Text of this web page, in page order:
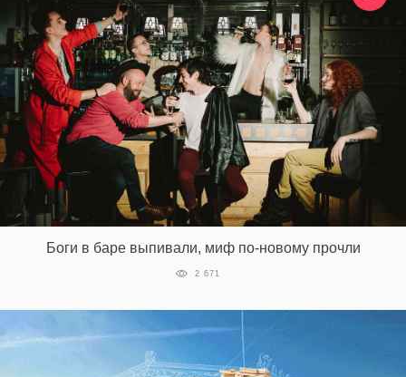
Боги в баре выпивали, миф по-новому прочли
2 671